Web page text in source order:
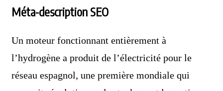
Méta-description SEO
Un moteur fonctionnant entièrement à
l’hydrogène a produit de l’électricité pour le
réseau espagnol, une première mondiale qui